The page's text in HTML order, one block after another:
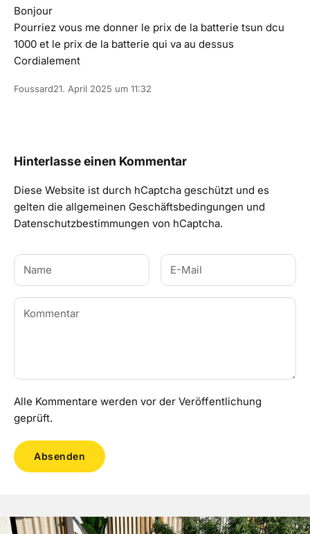
Bonjour
Pourriez vous me donner le prix de la batterie tsun dcu
1000 et le prix de la batterie qui va au dessus
Cordialement
Foussard21. April 2025 um 11:32
Hinterlasse einen Kommentar
Diese Website ist durch hCaptcha geschützt und es
gelten die allgemeinen Geschäftsbedingungen und
Datenschutzbestimmungen von hCaptcha.
Alle Kommentare werden vor der Veröffentlichung
geprüft.
Absenden